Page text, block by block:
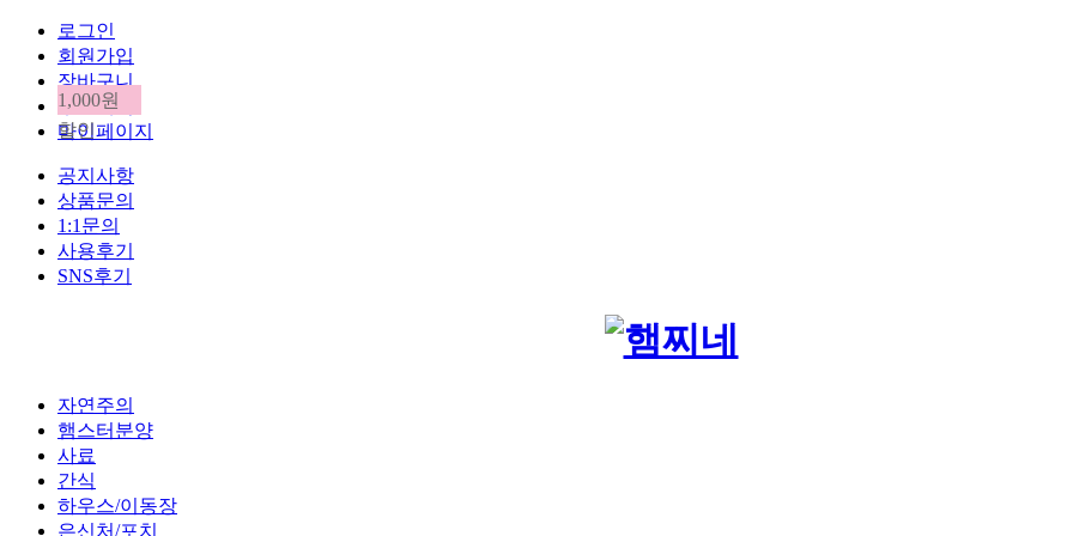
로그인
회원가입
1,000원
할인
장바구니
주문내역
마이페이지
공지사항
상품문의
1:1문의
사용후기
SNS후기
자연주의
햄스터분양
사료
간식
하우스/이동장
은신처/포치